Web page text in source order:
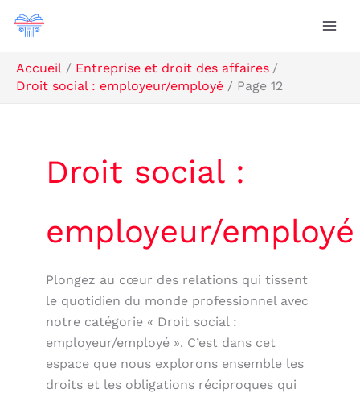
Aller
Accueil
Entreprise et droit des affaires
Droit social : employeur/employé
Page 12
Droit social :
employeur/employé
Plongez au cœur des relations qui tissent
le quotidien du monde professionnel avec
notre catégorie « Droit social :
employeur/employé ». C’est dans cet
espace que nous explorons ensemble les
droits et les obligations réciproques qui
Rechercher